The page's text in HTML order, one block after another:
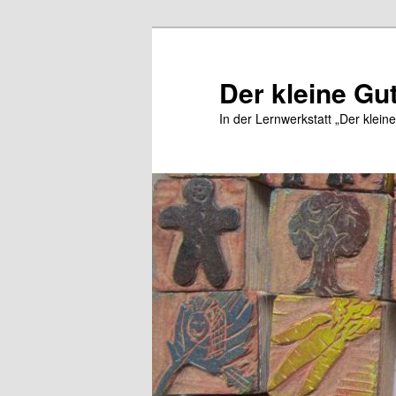
Der kleine
In der Lernwerkstatt „Der